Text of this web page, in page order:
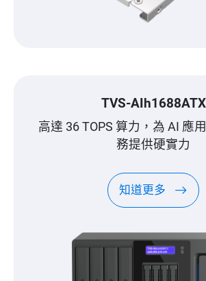
TVS-AIh1688ATX
高達 36 TOPS 算力，為 AI 應
務提供硬實力
知道更多